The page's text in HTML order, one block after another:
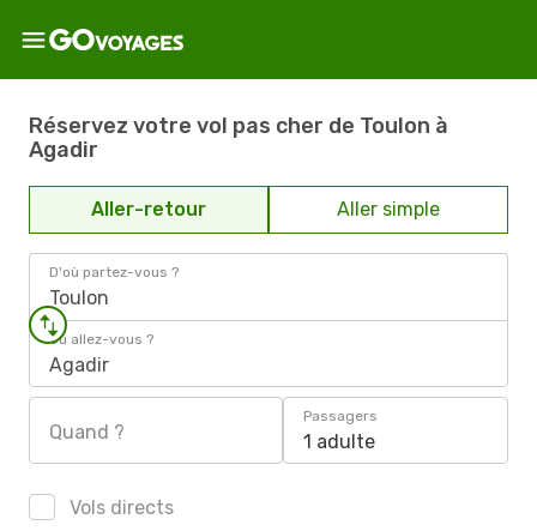
Réservez votre vol pas cher de Toulon à
Agadir
Aller-retour Aller simple
D'où partez-vous ?
Toulon
Où allez-vous ?
Agadir
Quand ?
Passagers
1 adulte
Vols directs